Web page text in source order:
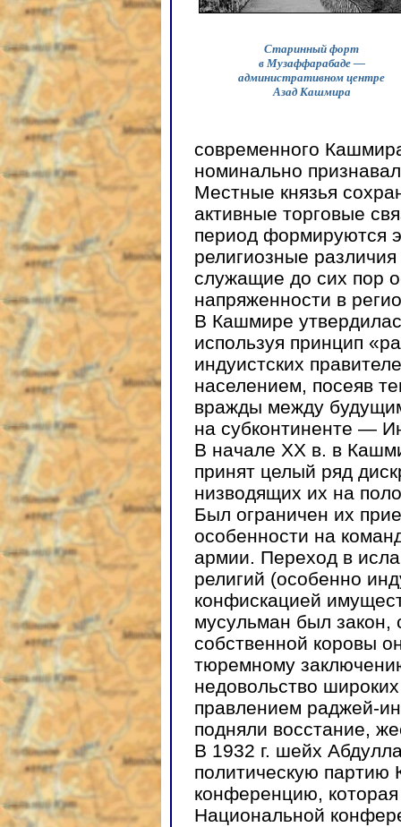
Старинный форт
в Музаффарабаде —
административном центре
Азад Кашмира
современного
номинально
Местные князья
активные торговые
период формируются
религиозные
служащие до сих пор
напряженности в
В Кашмире
используя принцип
индуистских
населением, посеяв
вражды между
на субконтиненте —
В начале XX в. в
принят целый ряд
низводящих их на
Был ограничен их
особенности на
армии. Переход в
религий (особенно
конфискацией
мусульман был закон,
собственной коровы
тюремному
недовольство
правлением раджей-
подняли восстание,
В 1932 г. шейх
политическую
конференцию, которая
Национальной